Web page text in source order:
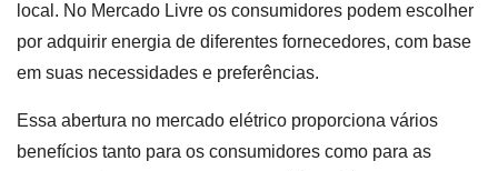
local. No Mercado Livre os consumidores podem escolher
por adquirir energia de diferentes fornecedores, com base
em suas necessidades e preferências.
Essa abertura no mercado elétrico proporciona vários
benefícios tanto para os consumidores como para as